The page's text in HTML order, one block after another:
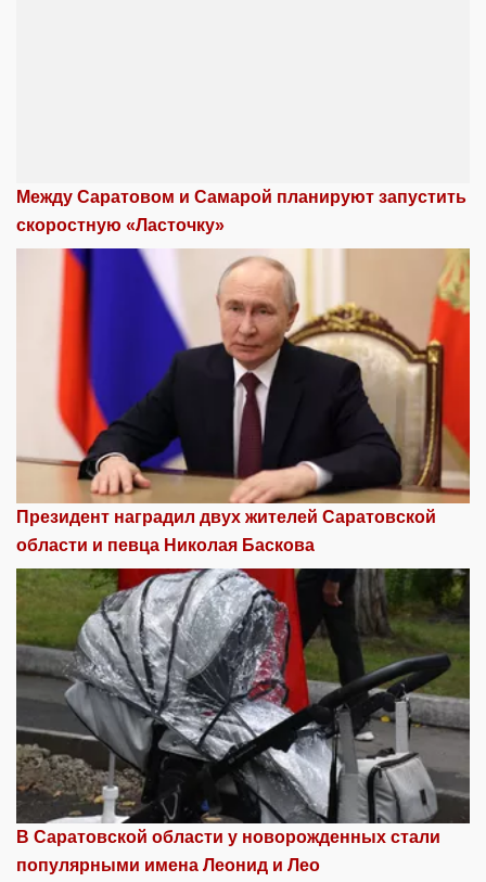
Между Саратовом и Самарой планируют запустить
скоростную «Ласточку»
Президент наградил двух жителей Саратовской
области и певца Николая Баскова
В Саратовской области у новорожденных стали
популярными имена Леонид и Лео